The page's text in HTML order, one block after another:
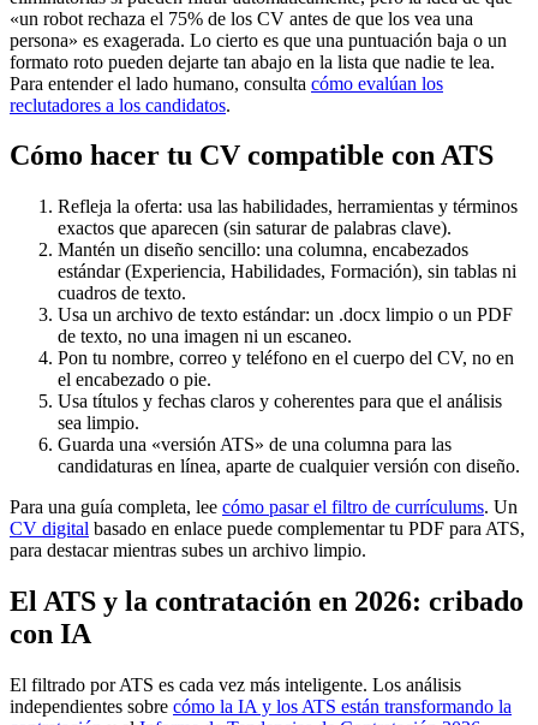
«un robot rechaza el 75% de los CV antes de que los vea una
persona» es exagerada. Lo cierto es que una puntuación baja o un
formato roto pueden dejarte tan abajo en la lista que nadie te lea.
Para entender el lado humano, consulta cómo evalúan los
reclutadores a los candidatos.
Cómo hacer tu CV compatible con ATS
Refleja la oferta: usa las habilidades, herramientas y términos
exactos que aparecen (sin saturar de palabras clave).
Mantén un diseño sencillo: una columna, encabezados
estándar (Experiencia, Habilidades, Formación), sin tablas ni
cuadros de texto.
Usa un archivo de texto estándar: un .docx limpio o un PDF
de texto, no una imagen ni un escaneo.
Pon tu nombre, correo y teléfono en el cuerpo del CV, no en
el encabezado o pie.
Usa títulos y fechas claros y coherentes para que el análisis
sea limpio.
Guarda una «versión ATS» de una columna para las
candidaturas en línea, aparte de cualquier versión con diseño.
Para una guía completa, lee cómo pasar el filtro de currículums. Un
CV digital basado en enlace puede complementar tu PDF para ATS,
para destacar mientras subes un archivo limpio.
El ATS y la contratación en 2026: cribado
con IA
El filtrado por ATS es cada vez más inteligente. Los análisis
independientes sobre cómo la IA y los ATS están transformando la